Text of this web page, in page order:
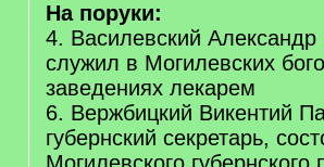
На поруки:
4. Василевский Александр
служил в Могилевских
заведениях лекарем
6. Вержбицкий Викентий
губернский секретарь,